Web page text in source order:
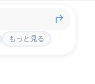
もっと見る